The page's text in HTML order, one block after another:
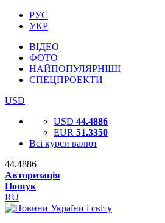
РУС
УКР
ВІДЕО
ФОТО
НАЙПОПУЛЯРНІШІ
СПЕЦПРОЕКТИ
USD
USD 44.4886
EUR 51.3350
Всі курси валют
44.4886
Авторизація
Пошук
RU